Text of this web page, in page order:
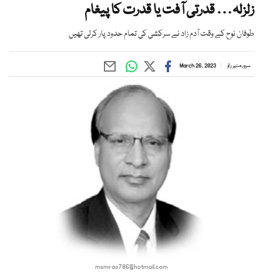
زلزلہ… قدرتی آفت یا قدرت کا پیغام
طوفان نوح کے وقت آدم زاد نے سرکشی کی تمام حدود پار کرلی تھیں
سرور منیر راؤ March 26, 2023
msmrao786@hotmail.com